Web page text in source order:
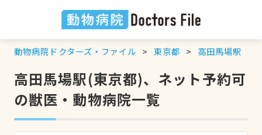
動物病院ドクターズ・ファイル 東京都 高田馬場駅
高田馬場駅(東京都)、ネット予約可
の獣医・動物病院一覧